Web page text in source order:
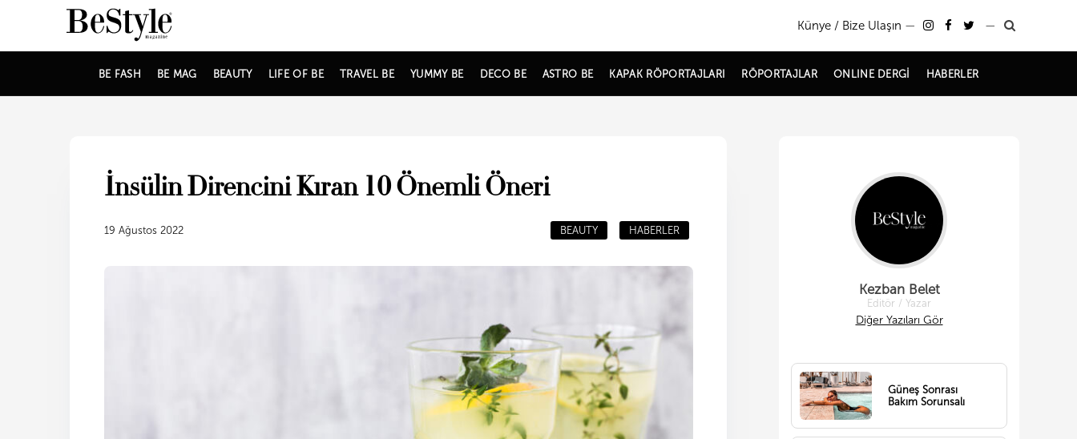
Künye / Bize Ulaşın — —
BE FASH BE MAG BEAUTY LIFE OF BE TRAVEL BE YUMMY BE DECO BE ASTRO BE KAPAK RÖPORTAJLARI RÖPORTAJLAR ONLINE DERGİ HABERLER
İnsülin Direncini Kıran 10 Önemli Öneri
19 Ağustos 2022 BEAUTY HABERLER
Kezban Belet
Editör / Yazar
Diğer Yazıları Gör
Güneş Sonrası
Bakım Sorunsalı